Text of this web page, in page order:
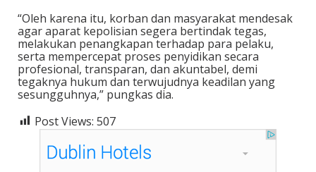
“Oleh karena itu, korban dan masyarakat mendesak
agar aparat kepolisian segera bertindak tegas,
melakukan penangkapan terhadap para pelaku,
serta mempercepat proses penyidikan secara
profesional, transparan, dan akuntabel, demi
tegaknya hukum dan terwujudnya keadilan yang
sesungguhnya,” pungkas dia.
Post Views: 507